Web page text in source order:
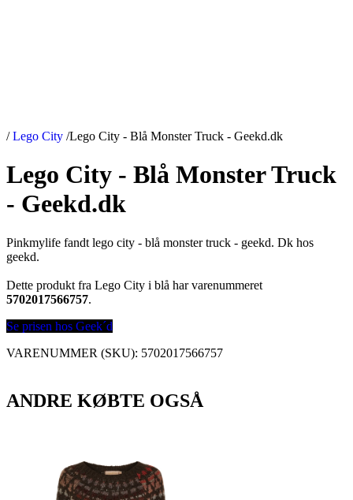
/ Lego City /Lego City - Blå Monster Truck - Geekd.dk
Lego City - Blå Monster Truck
- Geekd.dk
Pinkmylife fandt lego city - blå monster truck - geekd. Dk hos
geekd.
Dette produkt fra Lego City i blå har varenummeret
5702017566757.
Se prisen hos Geek´d
VARENUMMER (SKU): 5702017566757
ANDRE KØBTE OGSÅ